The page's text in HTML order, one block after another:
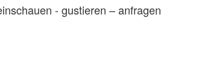
- gustieren – anfragen